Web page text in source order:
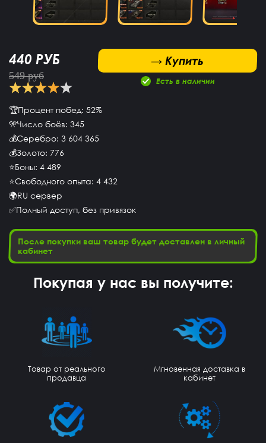
440 РУБ
549 руб
→ Купить
Купить
Есть в наличии
🏆Процент побед: 52%
🎌Число боёв: 345
💰Серебро: 3 604 365
💰Золото: 776
⭐Боны: 4 489
⭐Свободного опыта: 4 432
🌍RU сервер
✅Полный доступ, без привязок
После покупки ваш товар будет доставлен в личный
кабинет
Покупая у нас вы получите:
Товар от реального
продавца
Мгновенная доставка в
кабинет
15 часов назад
Ку всем